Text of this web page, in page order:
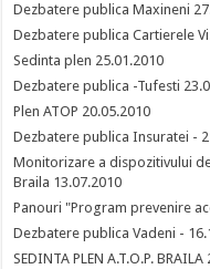
Dezbatere publica Maxineni
Dezbatere publica Cartierele
Sedinta plen 25.01.2010
Dezbatere publica -Tufesti
Plen ATOP 20.05.2010
Dezbatere publica Insuratei -
Monitorizare a dispozitivului
Braila 13.07.2010
Panouri "Program prevenire
Dezbatere publica Vadeni -
SEDINTA PLEN A.T.O.P. BRAILA